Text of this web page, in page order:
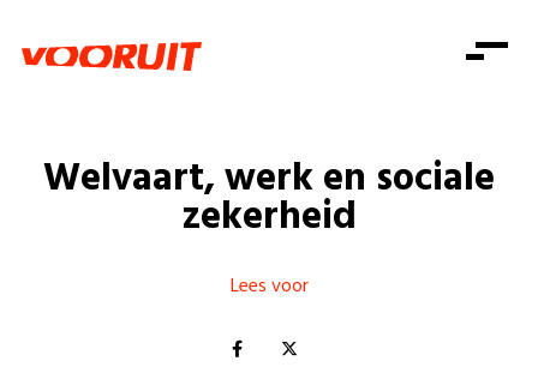
Zorg
Gelijke kansen
Welzijn
Consumentenbescherming
Onze mensen
Standpunten
Vacatures
Doe mee
Doe mee
Word lid
Shop
Login
Welvaart, werk en sociale
zekerheid
Lees voor